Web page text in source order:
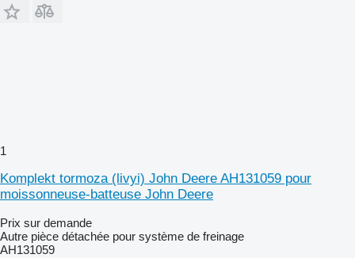
1
Komplekt tormoza (livyi) John Deere AH131059 pour
moissonneuse-batteuse John Deere
Prix sur demande
Autre pièce détachée pour système de freinage
AH131059